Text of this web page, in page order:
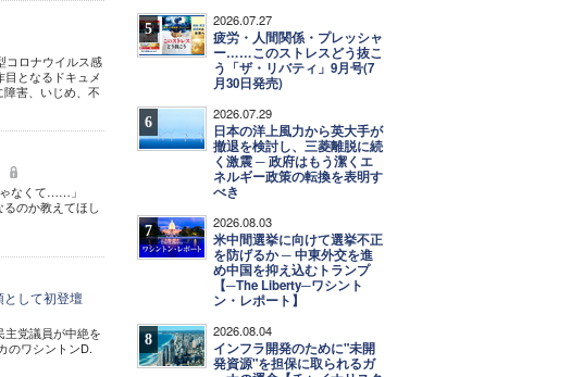
コロナウイルス感
となるドキュメ
害、いじめ、不
ゃなくて……」
のか教えてほし
として初登壇
主党議員が中絶を
のワシントンD.
5 2026.07.27
疲労・人間関係・プレッシャ
ー……このストレスどう抜こ
う「ザ・リバティ」9月号(7
月30日発売)
6 2026.07.29
日本の洋上風力から英大手が
撤退を検討し、三菱離脱に続
く激震 ─ 政府はもう潔くエ
ネルギー政策の転換を表明す
べき
7 2026.08.03
米中間選挙に向けて選挙不正
を防げるか ─ 中東外交を進
め中国を抑え込むトランプ
【─The Liberty─ワシント
ン・レポート】
8 2026.08.04
インフラ開発のために"未開
発資源"を担保に取られるガ